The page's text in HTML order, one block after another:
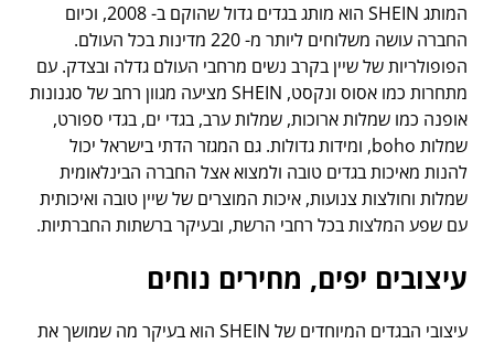
המותג SHEIN הוא מותג בגדים גדול שהוקם ב- 2008, וכיום
החברה עושה משלוחים ליותר מ- 220 מדינות בכל העולם.
הפופולריות של שיין בקרב נשים מרחבי העולם גדלה ובצדק. עם
מתחרות כמו אסוס ונקסט, SHEIN מציעה מגוון רחב של סגנונות
אופנה כמו שמלות ארוכות, שמלות ערב, בגדי ים, בגדי ספורט,
שמלות boho, ומידות גדולות. גם המגזר הדתי בישראל יכול
להנות מאיכות בגדים טובה ולמצוא אצל החברה הבינלאומית
שמלות וחולצות צנועות, איכות המוצרים של שיין טובה ואיכותית
עם שפע המלצות בכל רחבי הרשת, ובעיקר ברשתות החברתיות.
עיצובים יפים, מחירים נוחים
עיצובי הבגדים המיוחדים של SHEIN הוא בעיקר מה שמושך את